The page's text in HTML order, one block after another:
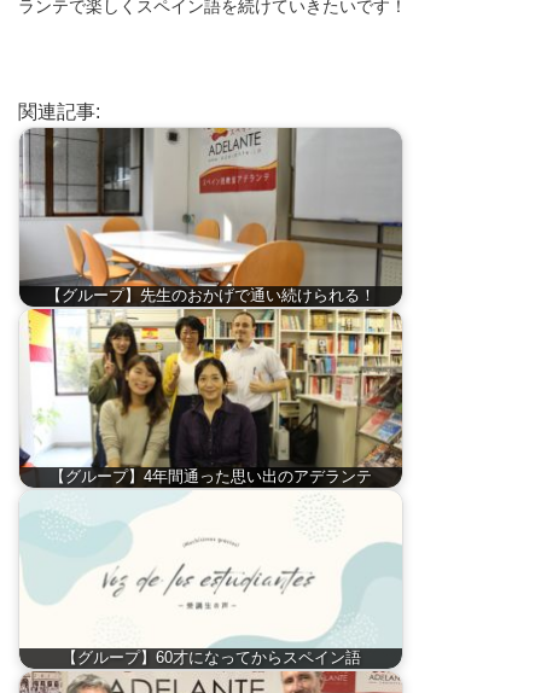
ランテで楽しくスペイン語を続けていきたいです！
関連記事:
【グループ】先生のおかげで通い続けられる！
【グループ】4年間通った思い出のアデランテ
【グループ】60才になってからスペイン語